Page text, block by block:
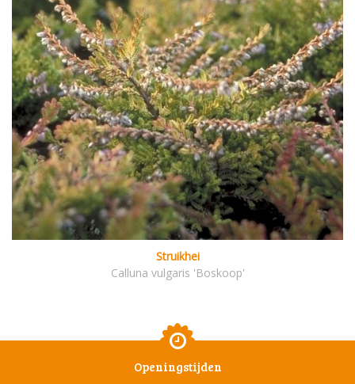
Struikhei
Calluna vulgaris 'Boskoop'
Openingstijden